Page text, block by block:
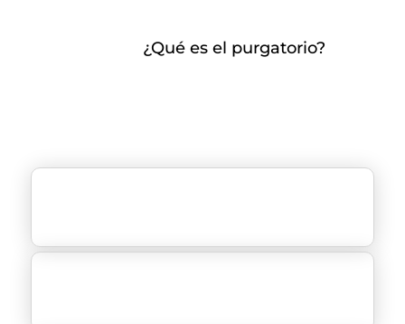
¿Qué es el purgatorio?